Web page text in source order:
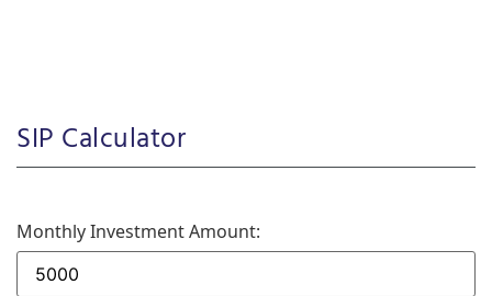
SIP Calculator
Monthly Investment Amount: